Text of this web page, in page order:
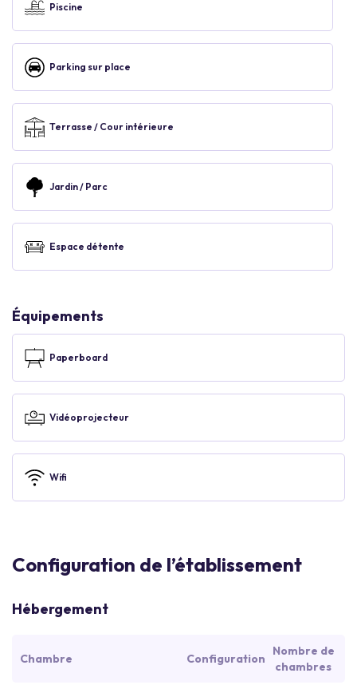
Piscine
Parking sur place
Terrasse / Cour intérieure
Jardin / Parc
Espace détente
Équipements
Paperboard
Vidéoprojecteur
Wifi
Configuration de l’établissement
Hébergement
Chambre Configuration
Nombre de
chambres